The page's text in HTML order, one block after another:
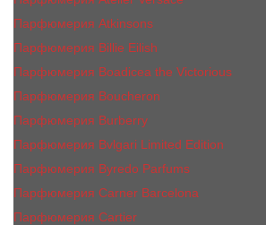
Парфюмерия Atkinsons
Парфюмерия Billie Eilish
Парфюмерия Boadicea the Victorious
Парфюмерия Boucheron
Парфюмерия Burberry
Парфюмерия Bvlgari Limited Edition
Парфюмерия Byredo Parfums
Парфюмерия Carner Barcelona
Парфюмерия Cartier